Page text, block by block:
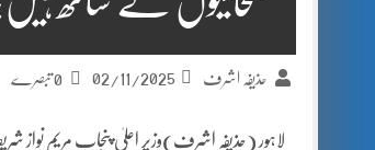
حذیفہ اشرف 02/11/2025
لاہور (حذیفہ اشرف)وزیر اعلیٰ پنجاب مریم